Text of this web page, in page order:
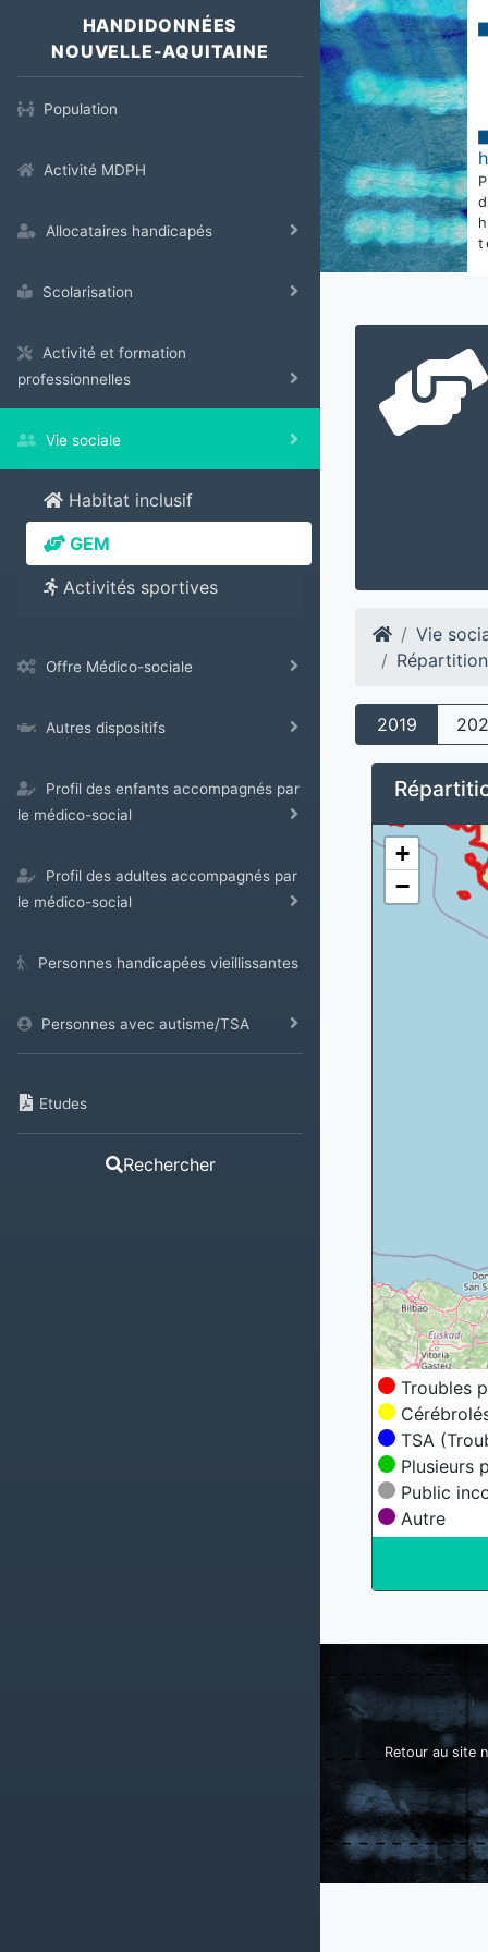
HANDIDONNÉES
NOUVELLE-AQUITAINE
Population
Activité MDPH
Allocataires handicapés
Scolarisation
Activité et formation
professionnelles
Vie sociale
Habitat inclusif
GEM
Activités sportives
Offre Médico-sociale
Autres dispositifs
Profil des enfants accompagnés par
le médico-social
Profil des adultes accompagnés par
le médico-social
Personnes handicapées vieillissantes
Personnes avec autisme/TSA
Etudes
Rechercher
Vie
2019
+
−
Troubles
TSA
Plusieurs
Public
Autre
Retour au site